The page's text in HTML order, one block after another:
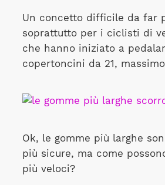
Un concetto difficile da far
soprattutto per i ciclisti di
che hanno iniziato a
copertoncini da 21,
Ok, le gomme più larghe
più sicure, ma come
più veloci?